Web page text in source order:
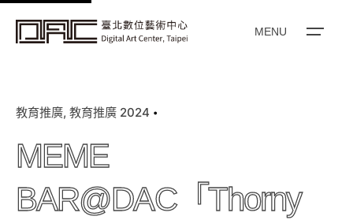
k
c
MENU
教育推廣 教育推廣 2024
MEME
BAR@DAC「Thorny